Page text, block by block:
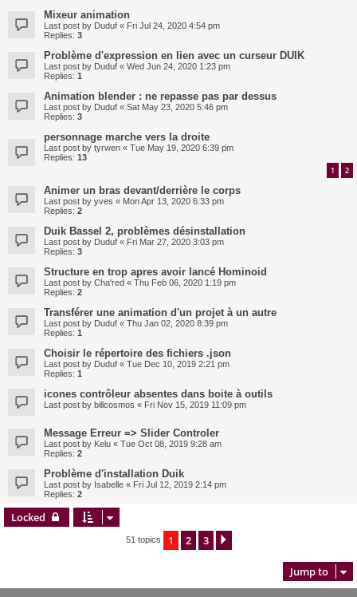
Mixeur animation
Last post by Duduf « Fri Jul 24, 2020 4:54 pm
Replies: 3
Problème d'expression en lien avec un curseur DUIK
Last post by Duduf « Wed Jun 24, 2020 1:23 pm
Replies: 1
Animation blender : ne repasse pas par dessus
Last post by Duduf « Sat May 23, 2020 5:46 pm
Replies: 3
personnage marche vers la droite
Last post by tyrwen « Tue May 19, 2020 6:39 pm
Replies: 13
1 2
Animer un bras devant/derrière le corps
Last post by yves « Mon Apr 13, 2020 6:33 pm
Replies: 2
Duik Bassel 2, problèmes désinstallation
Last post by Duduf « Fri Mar 27, 2020 3:03 pm
Replies: 3
Structure en trop apres avoir lancé Hominoid
Last post by Cha'red « Thu Feb 06, 2020 1:19 pm
Replies: 2
Transférer une animation d'un projet à un autre
Last post by Duduf « Thu Jan 02, 2020 8:39 pm
Replies: 1
Choisir le répertoire des fichiers .json
Last post by Duduf « Tue Dec 10, 2019 2:21 pm
Replies: 1
icones contrôleur absentes dans boite à outils
Last post by billcosmos « Fri Nov 15, 2019 11:09 pm
Message Erreur => Slider Controler
Last post by Kelu « Tue Oct 08, 2019 9:28 am
Replies: 2
Problème d'installation Duik
Last post by Isabelle « Fri Jul 12, 2019 2:14 pm
Replies: 2
Locked
51 topics 1 2 3
Jump to